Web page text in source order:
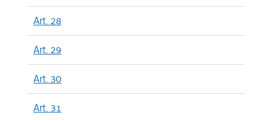
Art. 28
Art. 29
Art. 30
Art. 31